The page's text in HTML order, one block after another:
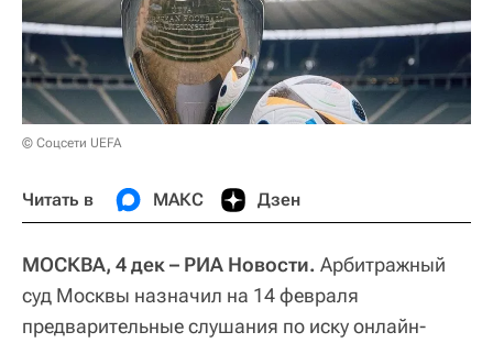
© Соцсети UEFA
Читать в МАКС Дзен
МОСКВА, 4 дек – РИА Новости. Арбитражный
суд Москвы назначил на 14 февраля
предварительные слушания по иску онлайн-